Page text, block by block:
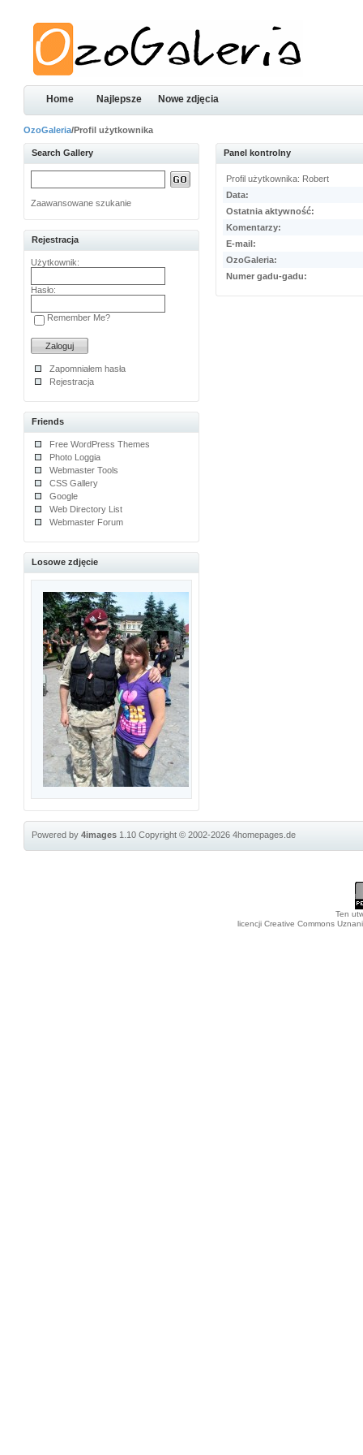
Home Najlepsze Nowe zdjęcia
OzoGaleria/Profil użytkownika
Search Gallery
Zaawansowane szukanie
Rejestracja
Użytkownik:
Hasło:
Remember Me?
Zapomniałem hasła
Rejestracja
Friends
Free WordPress Themes
Photo Loggia
Webmaster Tools
CSS Gallery
Google
Web Directory List
Webmaster Forum
Losowe zdjęcie
Panel kontrolny
Profil użytkownika: Robert
Data:
Ostatnia aktywność:
Komentarzy:
E-mail:
OzoGaleria:
Numer gadu-gadu:
Powered by4images 1.10Copyright © 2002-20264homepages.de
Ten
licencji Creative Commons